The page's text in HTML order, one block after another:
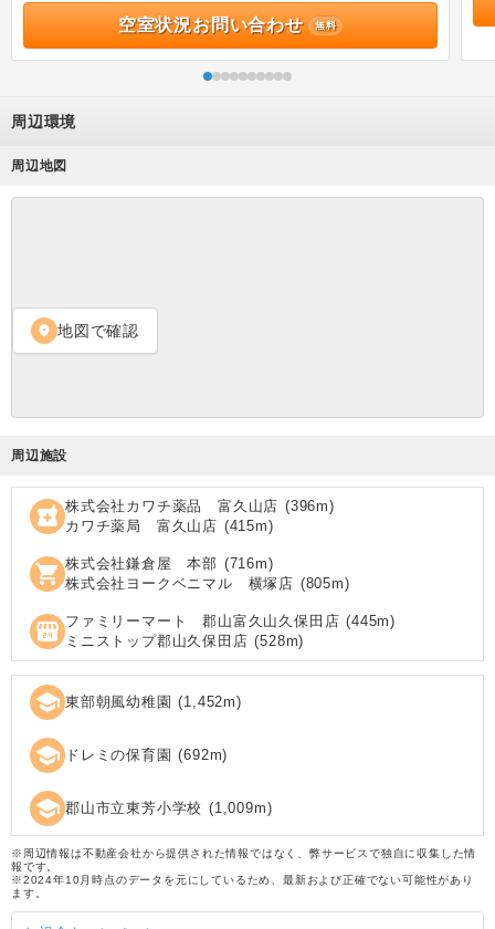
空室状況お問い合わせ 無料
周辺環境
周辺地図
location_on 地図で確認
周辺施設
local_pharmacy 株式会社カワチ薬品 富久山店 (396m)
カワチ薬局 富久山店 (415m)
shopping_cart 株式会社鎌倉屋 本部 (716m)
株式会社ヨークベニマル 横塚店 (805m)
local_convenience_store ファミリーマート 郡山富久山久保田店 (445m)
ミニストップ郡山久保田店 (528m)
school 東部朝風幼稚園 (1,452m)
school ドレミの保育園 (692m)
school 郡山市立東芳小学校 (1,009m)
※周辺情報は不動産会社から提供された情報ではなく、弊サービスで独自に収集した情
報です。
※2024年10月時点のデータを元にしているため、最新および正確でない可能性があり
ます。